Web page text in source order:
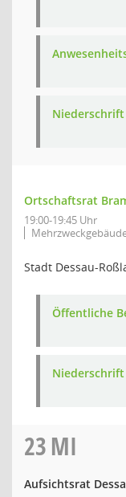
Ortschaftsrat
19:00-19:45 Uhr
Stadt Dessau-
Öffentliche
23MI
Aufsichtsrat